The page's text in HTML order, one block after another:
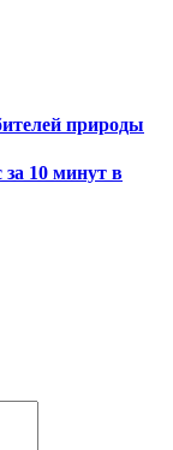
природы
10 минут в